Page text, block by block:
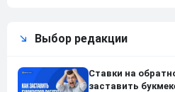
Выбор редакции
Ставки на
заставить